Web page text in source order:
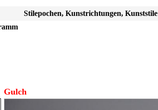
Stilepochen, Kunstrichtungen, Kunststile
Gulch